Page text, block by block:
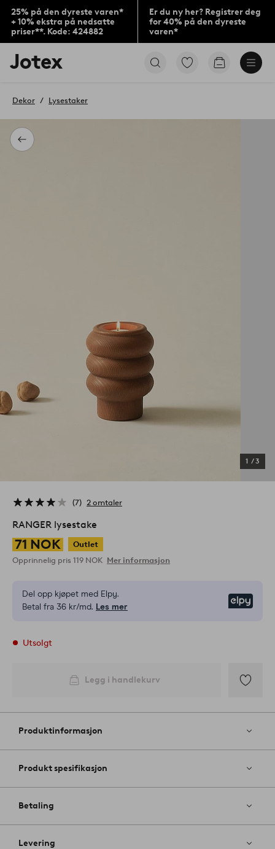
25% på den dyreste varen*
+ 10% ekstra på nedsatte
priser**. Kode: 424882
Er du ny her? Registrer deg
for 40% på den dyreste
varen*
Jotex’
logo
til
Gå
Gå
Tilbake
Dekor Lysestaker
1 /3
7 2 omtaler
RANGER lysestake
71 NOK
Outlet
Opprinnelig pris 119 NOK Mer informasjon
Del opp kjøpet med Elpy.
Betal fra 36 kr/md. Les mer
Utsolgt
Legg i handlekurv
til
Produktinformasjon
Produkt spesifikasjon
Betaling
Levering